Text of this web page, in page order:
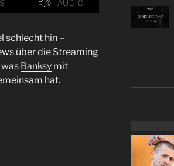
schlecht hin –
über die Streaming
Banksy mit
hat.